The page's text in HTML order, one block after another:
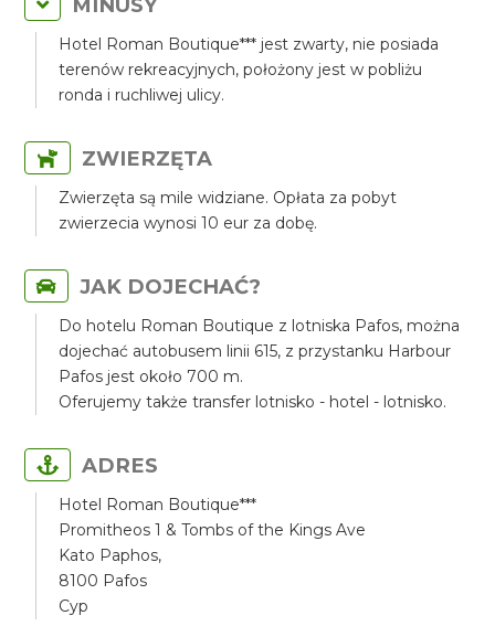
Hotel Roman Boutique*** jest zwarty, nie posiada
terenów rekreacyjnych, położony jest w pobliżu
ronda i ruchliwej ulicy.
ZWIERZĘTA
Zwierzęta są mile widziane. Opłata za pobyt
zwierzecia wynosi 10 eur za dobę.
JAK DOJECHAĆ?
Do hotelu Roman Boutique z lotniska Pafos, można
dojechać autobusem linii 615, z przystanku Harbour
Pafos jest około 700 m.
Oferujemy także transfer lotnisko - hotel - lotnisko.
ADRES
Hotel Roman Boutique***
Promitheos 1 & Tombs of the Kings Ave
Kato Paphos,
8100 Pafos
Cyp